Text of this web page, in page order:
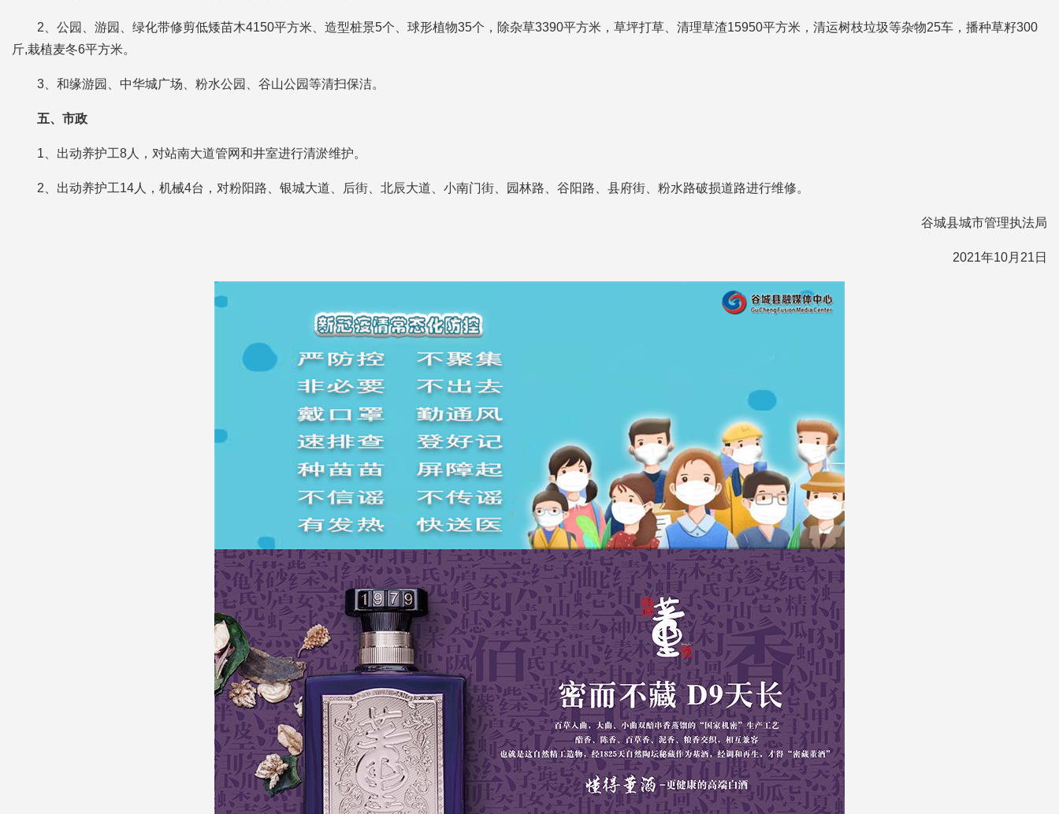
2、公园、游园、绿化带修剪低矮苗木4150平方米、造型桩景5个、球形植物35个，除杂草3390平方米，草坪打草、清理草渣15950平方米，清运树枝垃圾等杂物25车，播种草籽300
斤,栽植麦冬6平方米。
3、和缘游园、中华城广场、粉水公园、谷山公园等清扫保洁。
五、市政
1、出动养护工8人，对站南大道管网和井室进行清淤维护。
2、出动养护工14人，机械4台，对粉阳路、银城大道、后街、北辰大道、小南门街、园林路、谷阳路、县府街、粉水路破损道路进行维修。
谷城县城市管理执法局
2021年10月21日